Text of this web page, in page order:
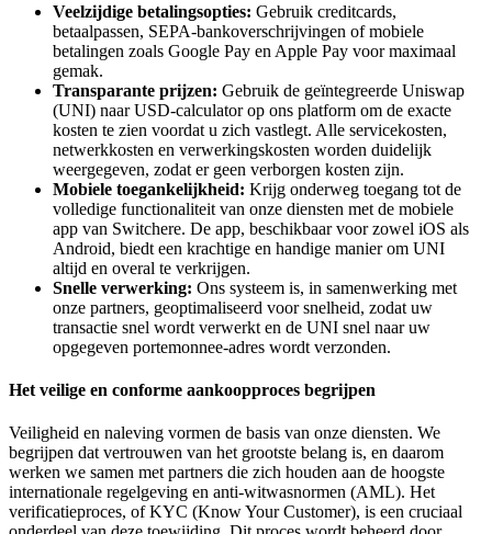
Veelzijdige betalingsopties: Gebruik creditcards,
betaalpassen, SEPA-bankoverschrijvingen of mobiele
betalingen zoals Google Pay en Apple Pay voor maximaal
gemak.
Transparante prijzen: Gebruik de geïntegreerde Uniswap
(UNI) naar USD-calculator op ons platform om de exacte
kosten te zien voordat u zich vastlegt. Alle servicekosten,
netwerkkosten en verwerkingskosten worden duidelijk
weergegeven, zodat er geen verborgen kosten zijn.
Mobiele toegankelijkheid: Krijg onderweg toegang tot de
volledige functionaliteit van onze diensten met de mobiele
app van Switchere. De app, beschikbaar voor zowel iOS als
Android, biedt een krachtige en handige manier om UNI
altijd en overal te verkrijgen.
Snelle verwerking: Ons systeem is, in samenwerking met
onze partners, geoptimaliseerd voor snelheid, zodat uw
transactie snel wordt verwerkt en de UNI snel naar uw
opgegeven portemonnee-adres wordt verzonden.
Het veilige en conforme aankoopproces begrijpen
Veiligheid en naleving vormen de basis van onze diensten. We
begrijpen dat vertrouwen van het grootste belang is, en daarom
werken we samen met partners die zich houden aan de hoogste
internationale regelgeving en anti-witwasnormen (AML). Het
verificatieproces, of KYC (Know Your Customer), is een cruciaal